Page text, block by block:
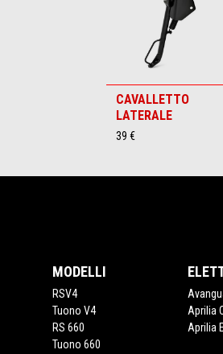
CAVALLETTO
LATERALE
39 €
MODELLI
RSV4
Tuono V4
RS 660
Tuono 660
Aprilia
Aprilia